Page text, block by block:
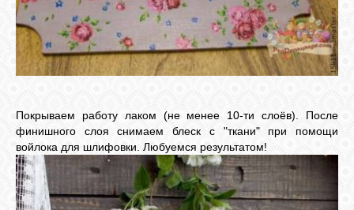
Покрываем работу лаком (не менее 10-ти слоёв). После
финишного слоя снимаем блеск с "ткани" при помощи
войлока для шлифовки. Любуемся результатом!